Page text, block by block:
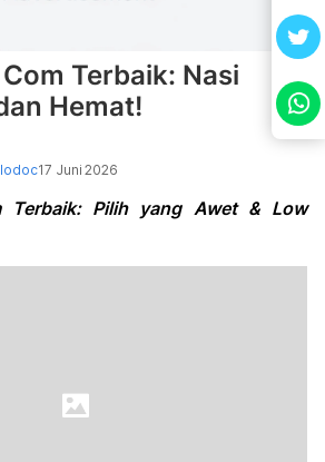
Terbaik: Nasi
Hemat!
17 Juni 2026
Terbaik: Pilih yang Awet & Low